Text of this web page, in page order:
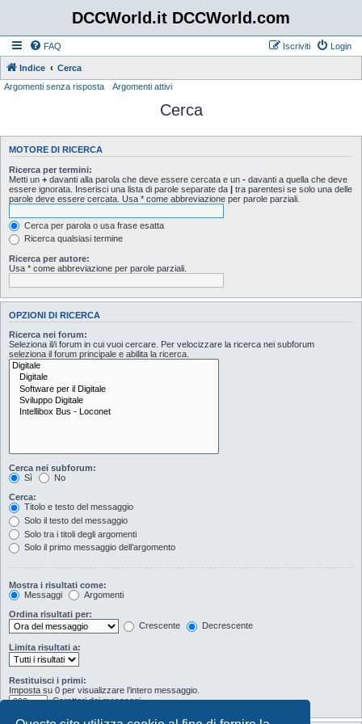
DCCWorld.it DCCWorld.com
FAQ Login
Iscriviti
Indice
Cerca
Argomenti senza risposta
Argomenti attivi
Cerca
MOTORE DI RICERCA
Ricerca per termini:
Metti un + davanti alla parola che deve essere cercata e un - davanti a quella che deve
essere ignorata. Inserisci una lista di parole separate da | tra parentesi se solo una delle
parole deve essere cercata. Usa * come abbreviazione per parole parziali.
Cerca per parola o usa frase esatta
Ricerca qualsiasi termine
Ricerca per autore:
Usa * come abbreviazione per parole parziali.
OPZIONI DI RICERCA
Ricerca nei forum:
Seleziona il/i forum in cui vuoi cercare. Per velocizzare la ricerca nei subforum
seleziona il forum principale e abilita la ricerca.
Cerca nei subforum:
Sì
No
Cerca:
Titolo e testo del messaggio
Solo il testo del messaggio
Solo tra i titoli degli argomenti
Solo il primo messaggio dell’argomento
Mostra i risultati come:
Messaggi
Argomenti
Ordina risultati per:
Crescente
Decrescente
Limita risultati a:
Restituisci i primi:
Imposta su 0 per visualizzare l’intero messaggio.
Caratteri dei messaggi